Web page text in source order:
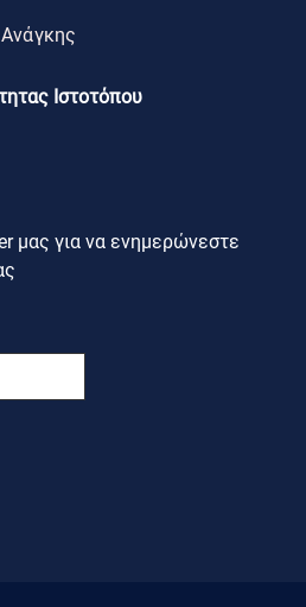
Ιστοτόπου
μας για να ενημερώνεστε